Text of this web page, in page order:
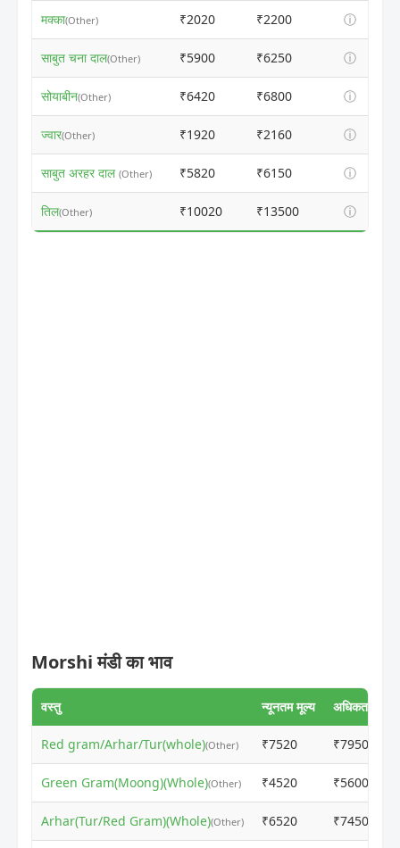
मक्का(Other) ₹2020 ₹2200 ⓘ
साबुत चना दाल(Other) ₹5900 ₹6250 ⓘ
सोयाबीन(Other) ₹6420 ₹6800 ⓘ
ज्वार(Other) ₹1920 ₹2160 ⓘ
साबुत अरहर दाल (Other) ₹5820 ₹6150 ⓘ
तिल(Other) ₹10020 ₹13500 ⓘ
Morshi मंडी का भाव
वस्तु न्यूनतम मूल्य अधिकतम मूल्य
Red gram/Arhar/Tur(whole)(Other) ₹7520 ₹7950
Green Gram(Moong)(Whole)(Other) ₹4520 ₹5600
Arhar(Tur/Red Gram)(Whole)(Other) ₹6520 ₹7450